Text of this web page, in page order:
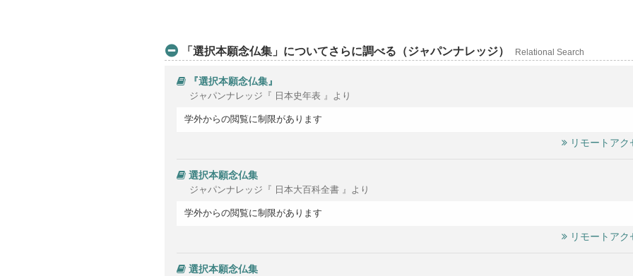
「選択本願念仏集」についてさらに調べる（ジャパンナレッジ） Relational Search
『選択本願念仏集』
ジャパンナレッジ『 日本史年表 』より
学外からの閲覧に制限があります
リモートア
選択本願念仏集
ジャパンナレッジ『 日本大百科全書 』より
学外からの閲覧に制限があります
リモートア
選択本願念仏集